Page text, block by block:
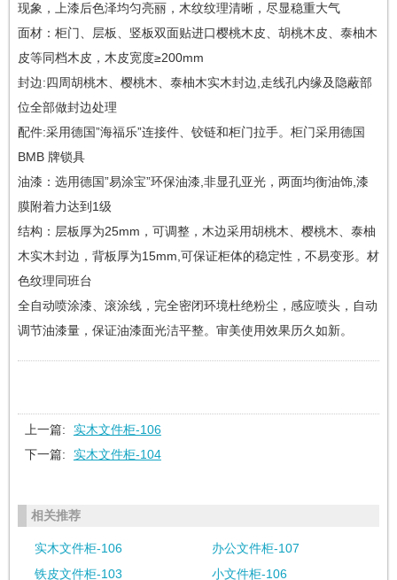
现象，上漆后色泽均匀亮丽，木纹纹理清晰，尽显稳重大气
面材：柜门、层板、竖板双面贴进口樱桃木皮、胡桃木皮、泰柚木
皮等同档木皮，木皮宽度≥200mm
封边:四周胡桃木、樱桃木、泰柚木实木封边,走线孔内缘及隐蔽部
位全部做封边处理
配件:采用德国”海福乐”连接件、铰链和柜门拉手。柜门采用德国
BMB 牌锁具
油漆：选用德国”易涂宝”环保油漆,非显孔亚光，两面均衡油饰,漆
膜附着力达到1级
结构：层板厚为25mm，可调整，木边采用胡桃木、樱桃木、泰柚
木实木封边，背板厚为15mm,可保证柜体的稳定性，不易变形。材
色纹理同班台
全自动喷涂漆、滚涂线，完全密闭环境杜绝粉尘，感应喷头，自动
调节油漆量，保证油漆面光洁平整。审美使用效果历久如新。
上一篇:
实木文件柜-106
下一篇:
实木文件柜-104
相关推荐
实木文件柜-106
办公文件柜-107
铁皮文件柜-103
小文件柜-106